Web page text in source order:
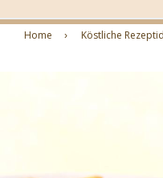
Home Köstliche